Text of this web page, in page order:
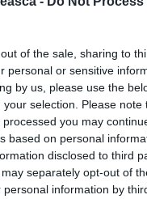
of the sale, sharing to
personal or sensitive
by us, please use the
selection. Please note
you may
based on personal
disclosed to third
separately opt-out of
personal information by